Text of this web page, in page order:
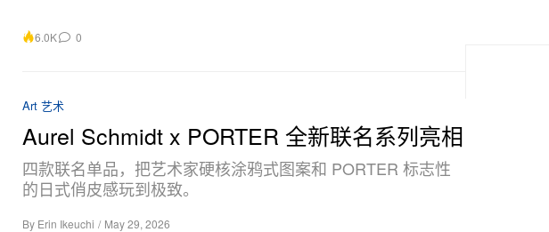
6.0K 0
Art 艺术
Aurel Schmidt x PORTER 全新联名系列亮相
四款联名单品，把艺术家硬核涂鸦式图案和 PORTER 标志性
的日式俏皮感玩到极致。
By Erin Ikeuchi / May 29, 2026